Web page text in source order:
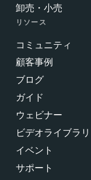
卸売・小売
リソース
コミュニティ
顧客事例
ブログ
ガイド
ウェビナー
ビデオライブラリ
イベント
サポート